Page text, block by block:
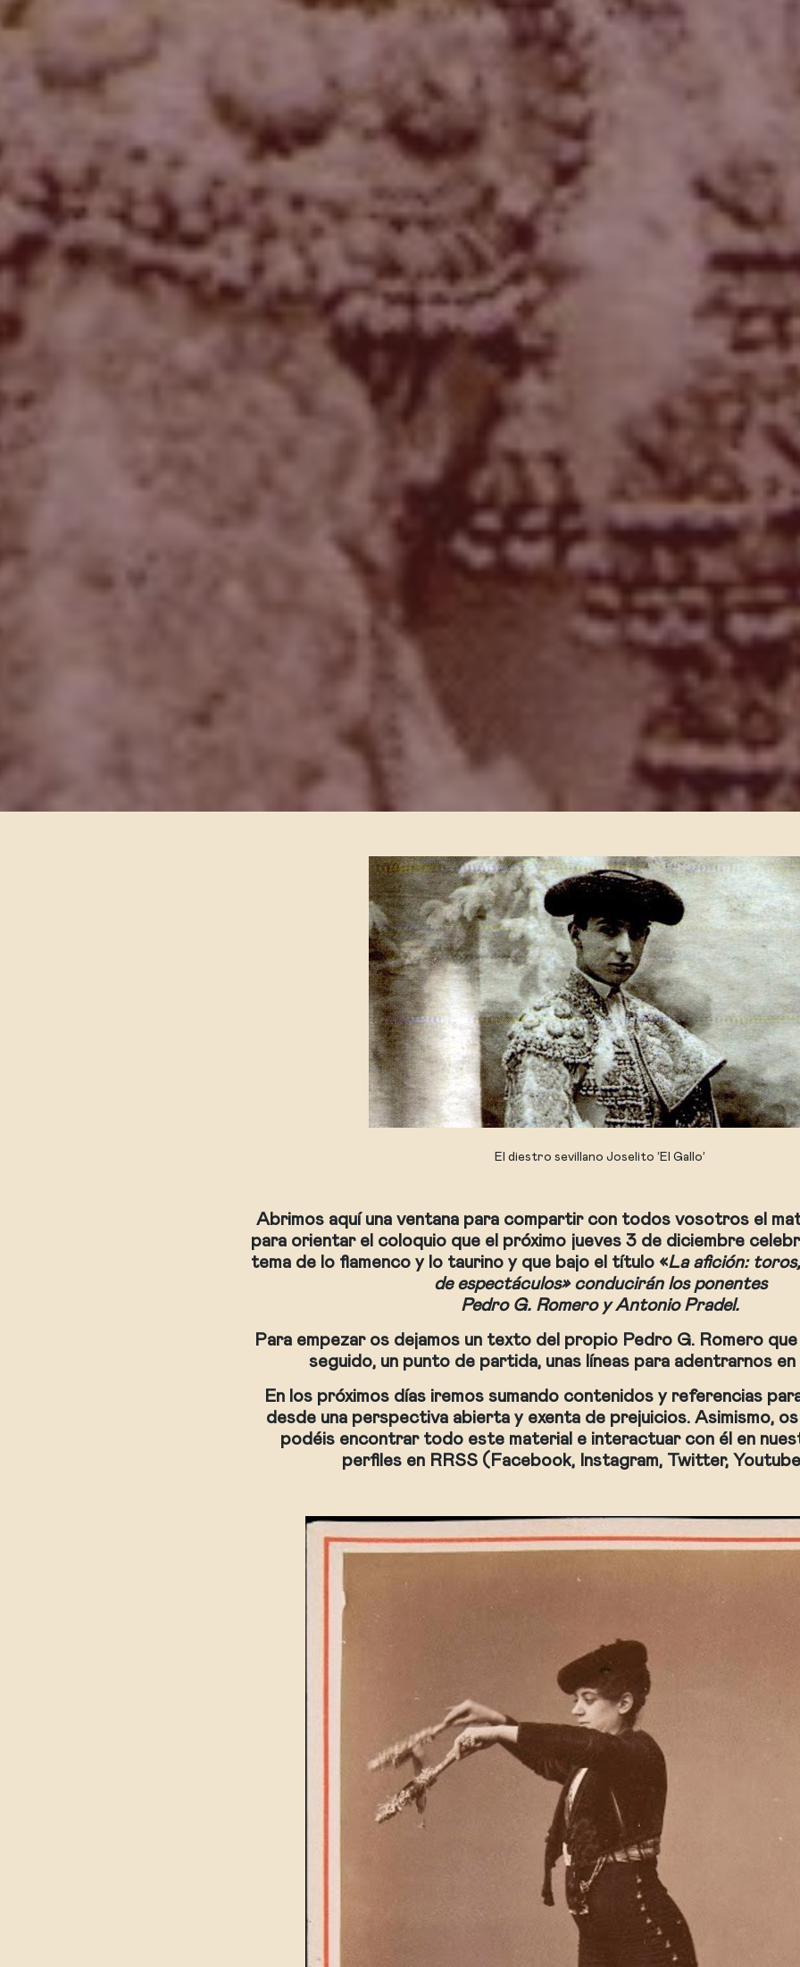
El diestro sevillano Joselito ‘El Gallo’
Abrimos aquí una ventana para compartir con todos vosotros el
para orientar el coloquio que el próximo jueves 3 de diciembre
tema de lo flamenco y lo taurino y que bajo el título «La afición:
de espectáculos» conducirán los ponentes
Pedro G. Romero y Antonio Pradel.
Para empezar os dejamos un texto del propio Pedro G. Romero
seguido, un punto de partida, unas líneas para adentrarnos
En los próximos días iremos sumando contenidos y referencias
desde una perspectiva abierta y exenta de prejuicios. Asimismo,
podéis encontrar todo este material e interactuar con él en
perfiles en RRSS (Facebook, Instagram, Twitter,